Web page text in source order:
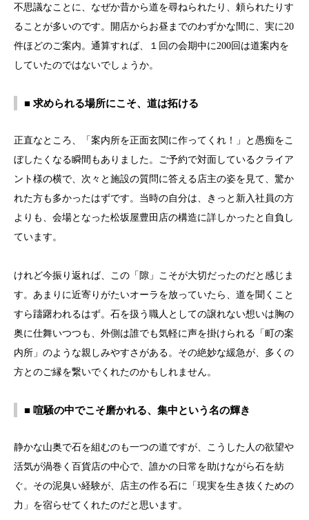
不思議なことに、なぜか昔から道を尋ねられたり、頼られたりす
ることが多いのです。開店からお昼までのわずかな間に、実に20
件ほどのご案内。通算すれば、１回の会期中に200回は道案内を
していたのではないでしょうか。
■ 求められる場所にこそ、道は拓ける
正直なところ、「案内所を正面玄関に作ってくれ！」と愚痴をこ
ぼしたくなる瞬間もありました。ご予約で対面しているクライア
ント様の横で、次々と施設の質問に答える店主の姿を見て、驚か
れた方も多かったはずです。当時の自分は、きっと新入社員の方
よりも、会場となった松坂屋豊田店の構造に詳しかったと自負し
ています。
けれど今振り返れば、この「隙」こそが大切だったのだと感じま
す。あまりに近寄りがたいオーラを放っていたら、道を聞くこと
すら躊躇われるはず。石を扱う職人としての譲れない想いは胸の
奥に仕舞いつつも、外側は誰でも気軽に声を掛けられる「町の案
内所」のような親しみやすさがある。その絶妙な緩急が、多くの
方とのご縁を繋いでくれたのかもしれません。
■ 喧騒の中でこそ磨かれる、集中という名の輝き
静かな山奥で石を組むのも一つの道ですが、こうした人の欲望や
活気が渦巻く百貨店の中心で、誰かの日常を助けながら石を紡
ぐ。その泥臭い経験が、店主の作る石に「現実を生き抜くための
力」を宿らせてくれたのだと思います。